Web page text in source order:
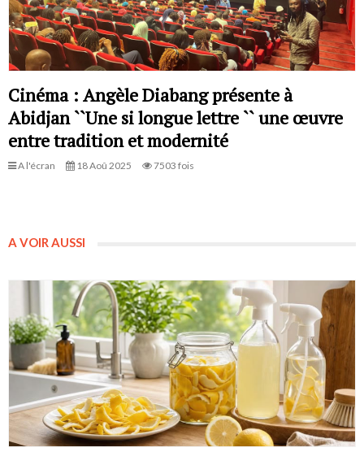
Cinéma : Angèle Diabang présente à
Abidjan ``Une si longue lettre `` une œuvre
entre tradition et modernité
A l'écran 18 Aoû 2025 7503 fois
A VOIR AUSSI